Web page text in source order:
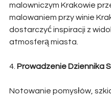
malowniczym Krakowie
malowaniem przy winie
dostarczyć inspiracji z
atmosferą miasta.
4. Prowadzenie Dziennika
Notowanie pomysłów,